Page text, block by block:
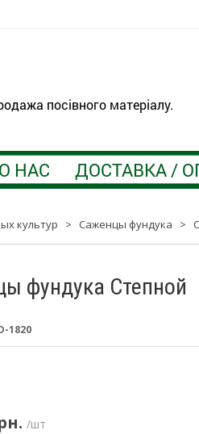
посівного матеріалу.
НАС ДОСТАВКА /
культур > Саженцы фундука >
фундука Степной
1820
/шт